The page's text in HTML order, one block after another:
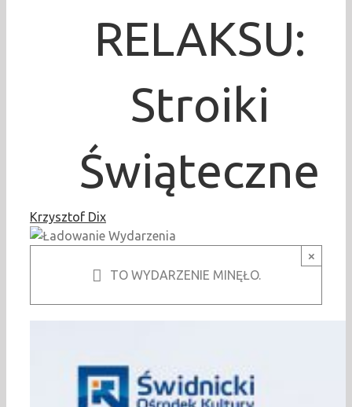
RELAKSU:
Stroiki
Świąteczne
Krzysztof Dix
×
TO WYDARZENIE MINĘŁO.